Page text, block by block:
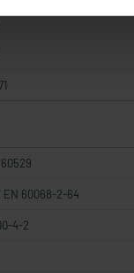
EN 60068-2-64
4-2